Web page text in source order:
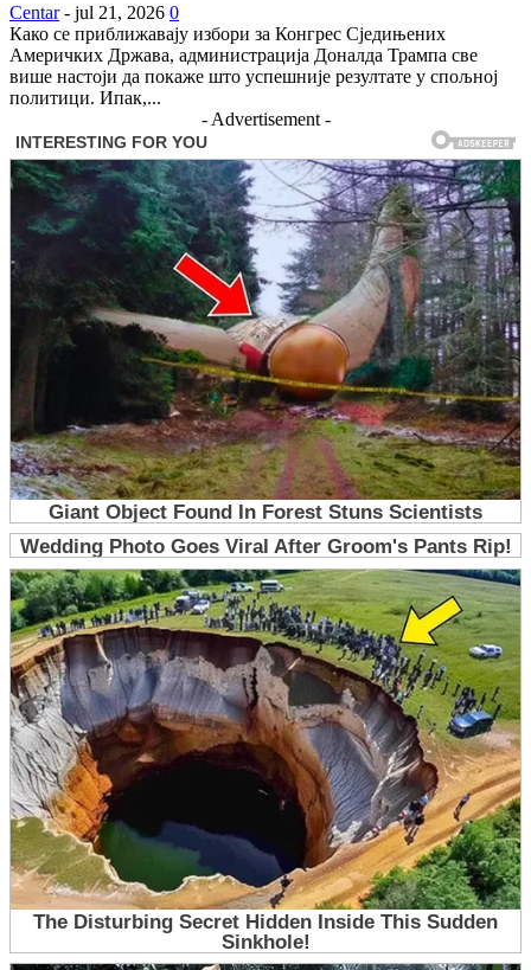
Centar - jul 21, 2026 0
Како се приближавају избори за Конгрес Сједињених
Америчких Држава, администрација Доналда Трампа све
више настоји да покаже што успешније резултате у спољној
политици. Ипак,...
- Advertisement -